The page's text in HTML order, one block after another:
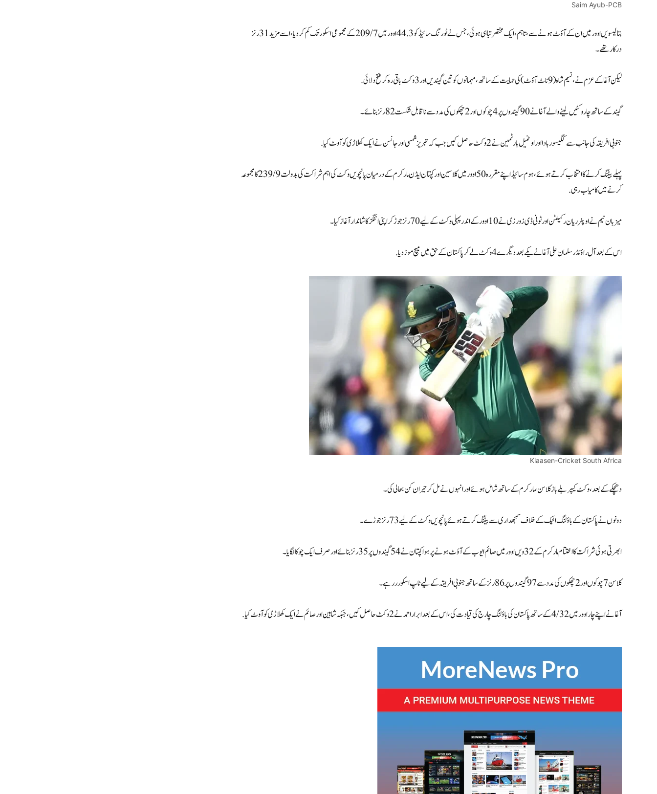
Saim Ayub-PCB
بتالیسویں اوور میں ان کے آؤٹ ہونے سے، تاہم، ایک مختصر تباہی ہوئی، جس نے ٹورنگ سائیڈ کو 44.3 اوور میں 209/7 کے مجموعی اسکور تک کم کر دیا، اسے مزید 31 رنز
درکار تھے۔
لیکن آغا کے عزم نے، نسیم شاہ (9 ناٹ آؤٹ) کی حمایت کے ساتھ، مہمانوں کو تین گیندیں اور3 وکٹ باقی رہ کر فتح دلائی.
گیند کے ساتھ چار وکٹیں لینے والے آغا نے 90 گیندوں پر 4 چوکوں اور2 چھکوں کی مدد سے ناقابل شکست 82 رنز بنائے۔
جنوبی افریقہ کی جانب سے کگیسو ربادا اور اوٹنیل بارٹمین نے2 وکٹ حاصل کیں جب کہ تبریز شمسی اور جانسن نے ایک کھلاڑی کو آوٹ کیا.
پہلے بیٹنگ کرنے کا انتخاب کرتے ہوئے، ہوم سائیڈ اپنے مقررہ 50 اوور میں کلاسین اور کپتان ایڈن مارکرم کے درمیان پانچویں وکٹ کی اہم شراکت کی بدولت 239/9 کا مجموعہ
کرنے میں کامیاب رہی.
میزبان ٹیم نے اوپنر ریان رکیلٹن اور ٹونی ڈی زورزی نے 10 اوور کے اندر پہلی وکٹ کے لیے 70 رنز جوڑ کر اپنی اننگز کا شاندار آغاز کیا۔
اس کے بعد آل راؤنڈر سلمان علی آغا نے یکے بعد دیگرے 4 وکٹ لے کر پاکستان کے حق میں میچ موڑ دیا.
Klaasen-Cricket South Africa
دھچکے کے بعد، وکٹ کیپر بلے باز کلاسن، مارکرم کے ساتھ شامل ہوئے اور انہوں نے مل کر حیران کن بحالی کی۔
دونوں نے پاکستان کے باؤلنگ اٹیک کے خلاف سمجھداری سے بیٹنگ کرتے ہوئے پانچویں وکٹ کے لیے 73 رنز جوڑے۔
ابھرتی ہوئی شراکت کا اختتام مارکرم کے 32ویں اوور میں صائم ایوب کے آؤٹ ہونے پر ہوا کپتان نے 54 گیندوں پر 35 رنز بنائے اور صرف ایک چوکا لگایا۔
کلاسن 7 چوکوں اور 2 چھکوں کی مدد سے 97 گیندوں پر 86 رنز کے ساتھ جنوبی افریقہ کے لیے ٹاپ اسکورر رہے۔
آغا نے اپنے چار اوور میں 4/32 کے ساتھ پاکستان کی باؤلنگ چارج کی قیادت کی، اس کے بعد ابرار احمد نے 2 وکٹ حاصل کیں، جبکہ شاہین اور صائم نے ایک کھلاڑی کو آوٹ کیا.